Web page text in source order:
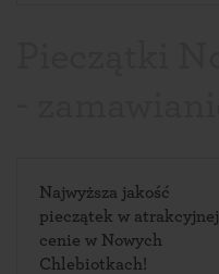
Najwyższa jakość
pieczątek w atrakcyjnej
cenie w Nowych
Chlebiotkach!